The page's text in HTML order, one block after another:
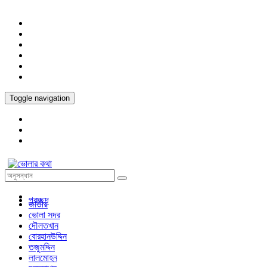
Toggle navigation
প্রচ্ছদ
জাতীয়
ভোলা সদর
দৌলতখান
বোরহানউদ্দিন
তজুমদ্দিন
লালমোহন